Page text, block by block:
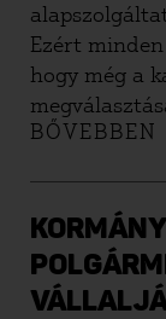
Ezért
hogy még a
tenni a
BŐVEBBEN